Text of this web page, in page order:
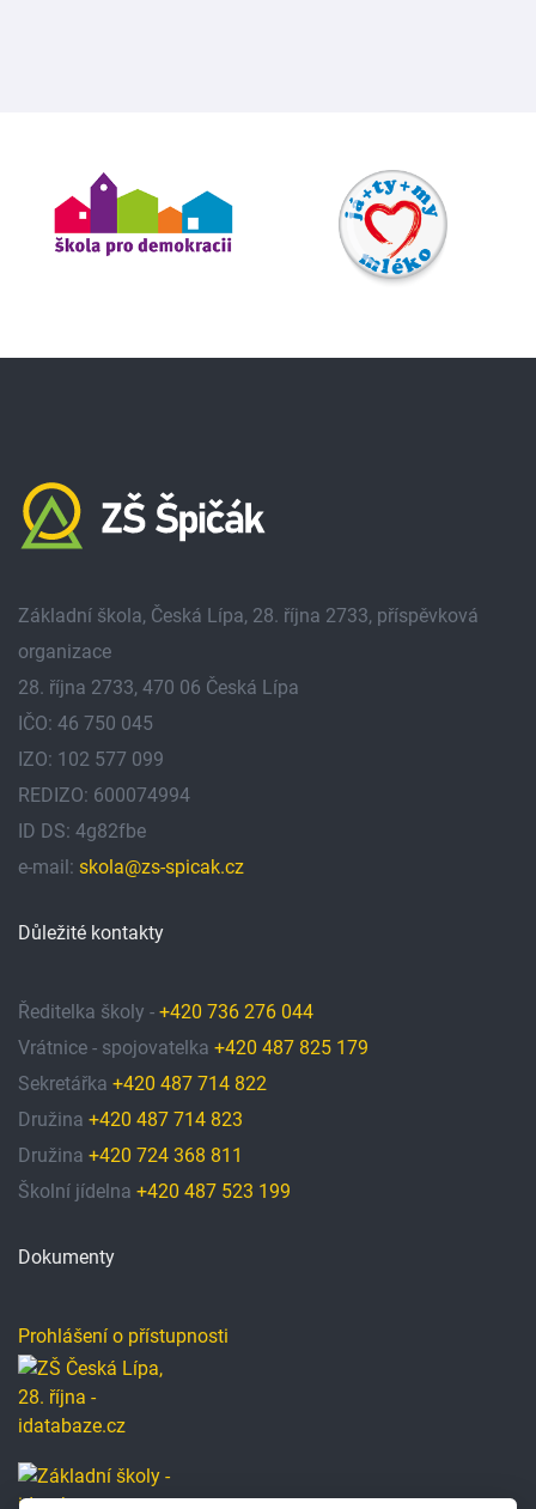
Základní škola, Česká Lípa, 28. října 2733, příspěvková
organizace
28. října 2733, 470 06 Česká Lípa
IČO: 46 750 045
IZO: 102 577 099
REDIZO: 600074994
ID DS: 4g82fbe
e-mail: skola@zs-spicak.cz
Důležité kontakty
Ředitelka školy - +420 736 276 044
Vrátnice - spojovatelka +420 487 825 179
Sekretářka +420 487 714 822
Družina +420 487 714 823
Družina +420 724 368 811
Školní jídelna +420 487 523 199
Dokumenty
Prohlášení o přístupnosti